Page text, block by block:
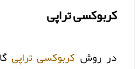
کربوکسی تراپی
در روش کربوکسی‌ تراپی